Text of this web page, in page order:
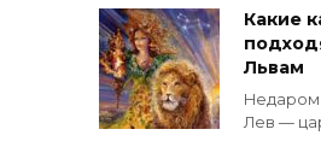
Какие
Львам
Недаром
Лев —